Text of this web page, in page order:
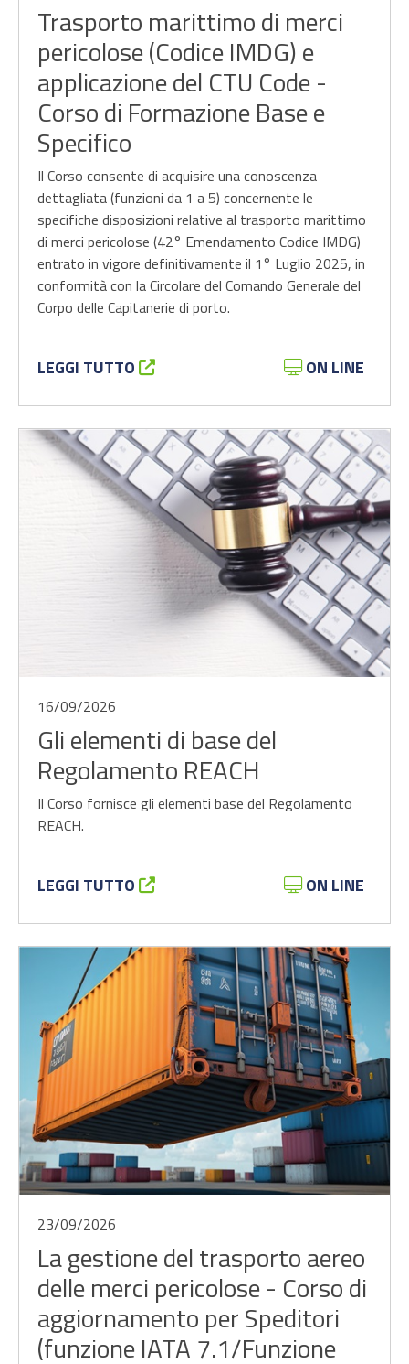
Trasporto marittimo di merci
pericolose (Codice IMDG) e
applicazione del CTU Code -
Corso di Formazione Base e
Specifico
Il Corso consente di acquisire una conoscenza
dettagliata (funzioni da 1 a 5) concernente le
specifiche disposizioni relative al trasporto marittimo
di merci pericolose (42° Emendamento Codice IMDG)
entrato in vigore definitivamente il 1° Luglio 2025, in
conformità con la Circolare del Comando Generale del
Corpo delle Capitanerie di porto.
LEGGI TUTTO ON LINE
16/09/2026
Gli elementi di base del
Regolamento REACH
Il Corso fornisce gli elementi base del Regolamento
REACH.
LEGGI TUTTO ON LINE
23/09/2026
La gestione del trasporto aereo
delle merci pericolose - Corso di
aggiornamento per Speditori
(funzione IATA 7.1/Funzione